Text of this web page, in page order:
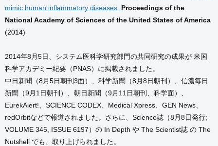
mimic human inflammatory diseases. Proceedings of the
National Academy of Sciences of the United States of America
(2014)
2014年8月5日、システム医科学研究部門の共同研究の成果が 米国
科学アカデミー紀要（PNAS）に掲載されました。
中日新聞（8月5日朝刊3面）、科学新聞（8月8日朝刊）、信濃毎日
新聞（9月1日朝刊）、朝日新聞（9月11日朝刊、科学面）、
EurekAlert!、SCIENCE CODEX、Medical Xpress、GEN News、
redOrbitなどで報道されました。さらに、Science誌（8月8日発行;
VOLUME 345, ISSUE 6197）の In Depth や The Scientist誌 の The
Nutshell でも、取り上げられました。